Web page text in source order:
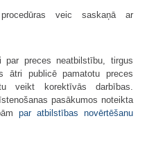
veic saskaņā ar
preces neatbilstību, tirgus
ātri publicē pamatotu preces
veikt korektīvās darbības.
pasākumos noteikta
par atbilstības novērtēšanu